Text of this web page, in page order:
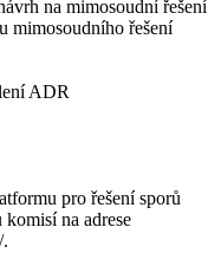
na mimosoudní řešení
mimosoudního řešení
ADR
pro řešení sporů
na adrese